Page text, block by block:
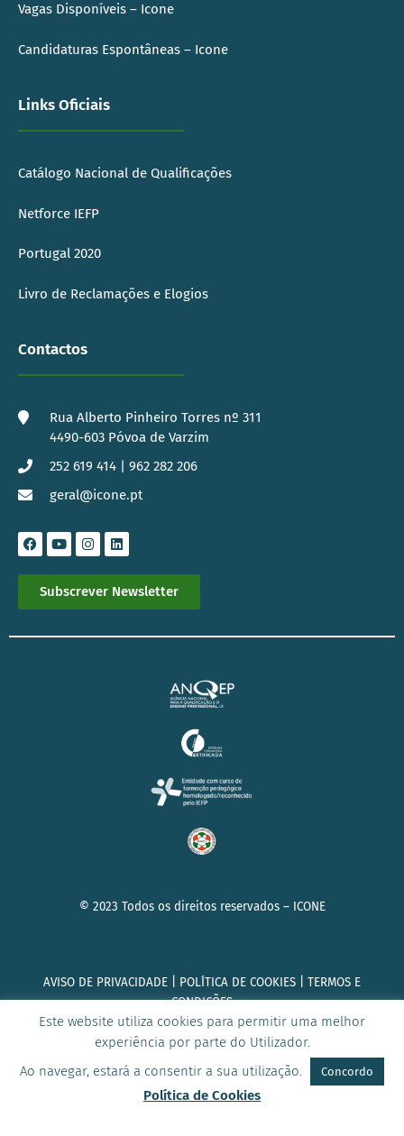
Vagas Disponíveis – Icone
Candidaturas Espontâneas – Icone
Links Oficiais
Catálogo Nacional de Qualificações
Netforce IEFP
Portugal 2020
Livro de Reclamações e Elogios
Contactos
Rua Alberto Pinheiro Torres nº 311
4490-603 Póvoa de Varzim
252 619 414 | 962 282 206
geral@icone.pt
Subscrever Newsletter
© 2023 Todos os direitos reservados – ICONE
AVISO DE PRIVACIDADE POLÍTICA DE COOKIES
TERMOS E
CONDIÇÕES
Este website utiliza cookies para permitir uma melhor
experiência por parte do Utilizador.
Ao navegar, estará a consentir a sua utilização.
Concordo
Política de Cookies